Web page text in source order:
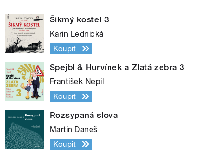
Šikmý kostel 3
Karin Lednická
Koupit
Spejbl & Hurvínek a Zlatá zebra 3
František Nepil
Koupit
Rozsypaná slova
Martin Daneš
Koupit